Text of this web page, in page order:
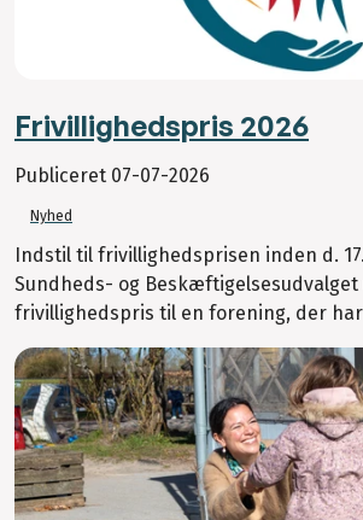
Frivillighedspris 2026
Publiceret 07-07-2026
Nyhed
Indstil til frivillighedsprisen inden d.
Sundheds- og
frivillighedspris til en forening, der har